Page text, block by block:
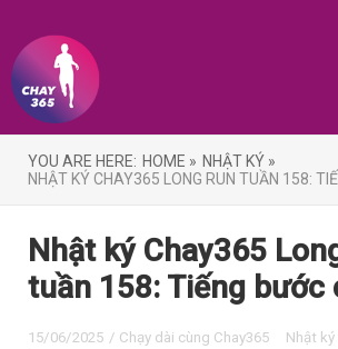
YOU ARE HERE: HOME » NHẬT KÝ »
NHẬT KÝ CHAY365 LONG RUN TUẦN 158:
Nhật ký Chay365
tuần 158: Tiếng bước
15/06/2025 / Chạy dài cùng Chay365 Nhật ký